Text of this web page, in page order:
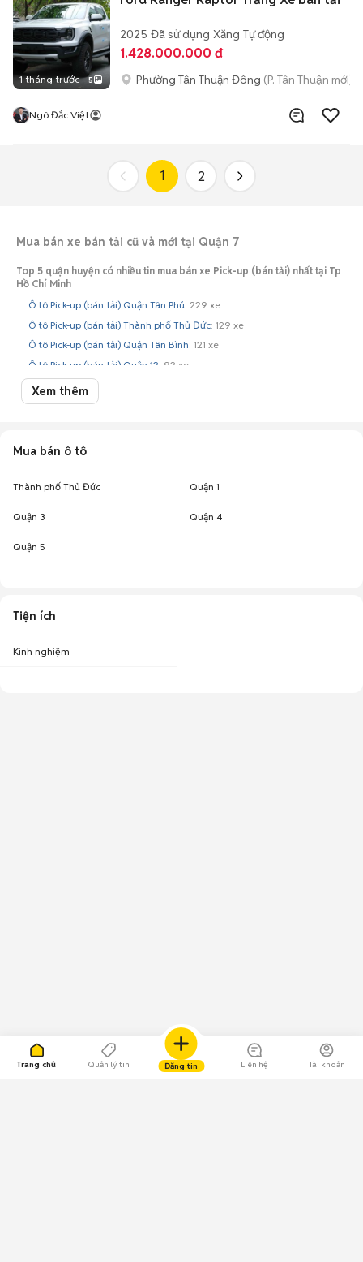
Trang chủ Quản lý tin Đăng tin Liên hệ Tài khoản
1 tháng trước 5
2025 Đã sử dụng Xăng Tự động
1.428.000.000 đ
Phường Tân Thuận Đông (P. Tân Thuận mới)
Ngô Đắc Việt
1 2
Mua bán xe bán tải cũ và mới tại Quận 7
Top 5 quận huyện có nhiều tin mua bán xe Pick-up (bán tải) nhất tại Tp
Hồ Chí Minh
Ô tô Pick-up (bán tải) Quận Tân Phú: 229 xe
Ô tô Pick-up (bán tải) Thành phố Thủ Đức: 129 xe
Ô tô Pick-up (bán tải) Quận Tân Bình: 121 xe
Ô tô Pick-up (bán tải) Quận 12: 92 xe
Ô tô Pick-up (bán tải) Quận Bình Tân
Xem thêm
Mua bán ô tô
Thành phố Thủ Đức Quận 1
Quận 3 Quận 4
Quận 5
Tiện ích
Kinh nghiệm